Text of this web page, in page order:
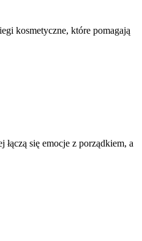
kosmetyczne, które pomagają
się emocje z porządkiem, a